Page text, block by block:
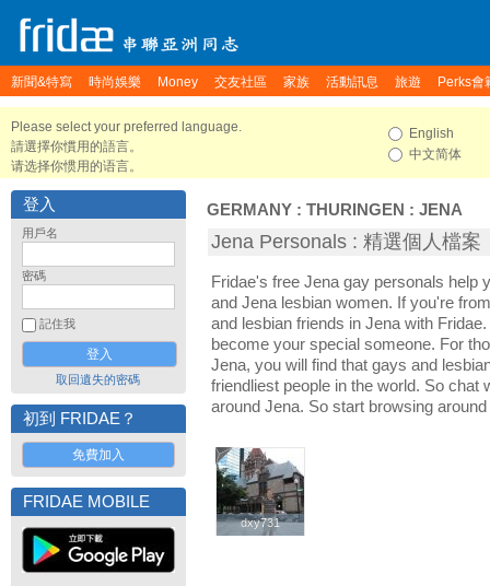
新聞&特寫 時尚娛樂 Money 交友社區 家族 活動訊息 旅遊 Perks會
Please select your preferred language.
請選擇你慣用的語言。
请选择你惯用的语言。
English
中文简体
登入
用戶名
密碼
記住我
取回遺失的密碼
初到 FRIDAE？
免費加入
FRIDAE MOBILE
GERMANY : THURINGEN : JENA
Jena Personals : 精選個人檔案
Fridae's free Jena gay personals help
and Jena lesbian women. If you're
and lesbian friends in Jena with
become your special someone. For
Jena, you will find that gays and
friendliest people in the world. So chat
around Jena. So start browsing around
dxy731
dxy731